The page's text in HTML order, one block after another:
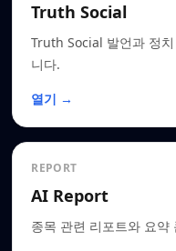
Truth Social
Truth Social 발언과 정
니다.
열기 →
REPORT
AI Report
종목 관련 리포트와 요약